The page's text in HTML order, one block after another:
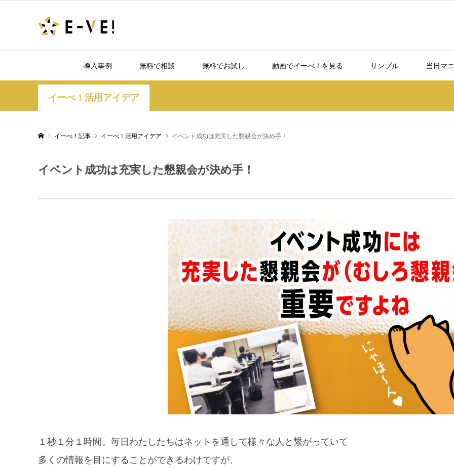
導入事例 無料で相談 無料でお試し 動画でイーべ！を見る サンプル 当日マ
イーべ！活用アイデア
イーべ！記事 イーべ！活用アイデア イベント成功は充実した懇親会が決め手！
イベント成功は充実した懇親会が決め手！
１秒１分１時間。毎日わたしたちはネットを通して様々な人と繋がっていて
多くの情報を目にすることができるわけですが、